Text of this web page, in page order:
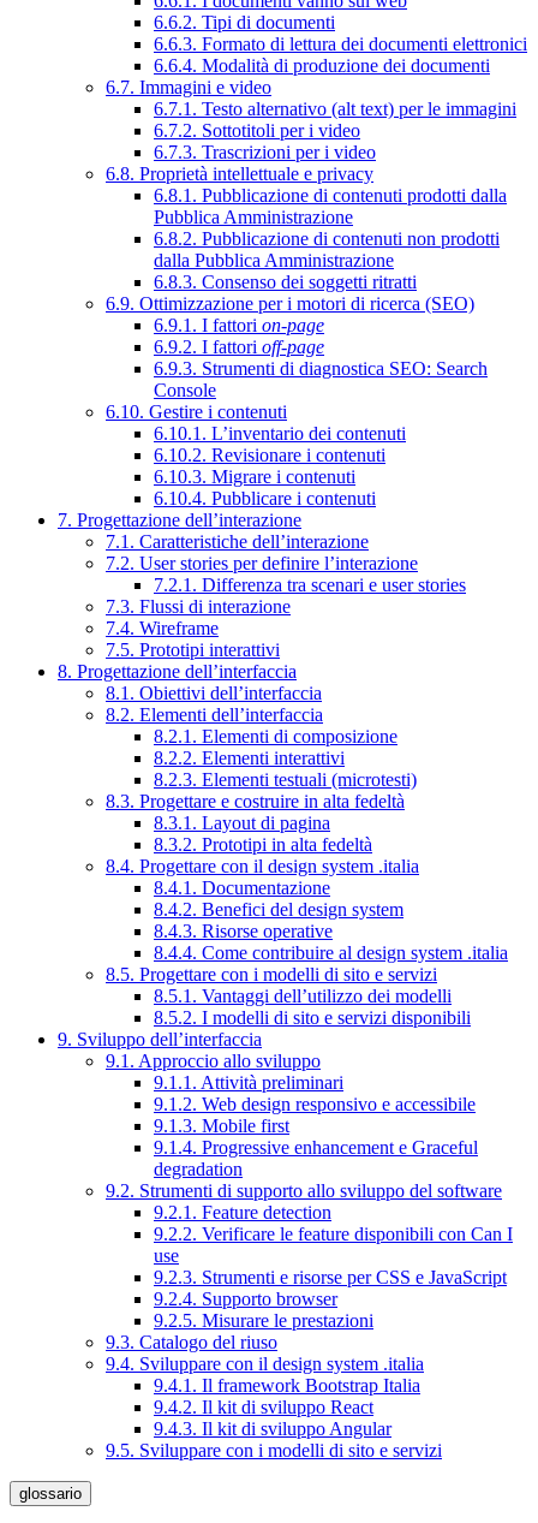
6.6.2. Tipi di documenti
6.6.3. Formato di lettura dei documenti elettronici
6.6.4. Modalità di produzione dei documenti
6.7. Immagini e video
6.7.1. Testo alternativo (alt text) per le immagini
6.7.2. Sottotitoli per i video
6.7.3. Trascrizioni per i video
6.8. Proprietà intellettuale e privacy
6.8.1. Pubblicazione di contenuti prodotti dalla
Pubblica Amministrazione
6.8.2. Pubblicazione di contenuti non prodotti
dalla Pubblica Amministrazione
6.8.3. Consenso dei soggetti ritratti
6.9. Ottimizzazione per i motori di ricerca (SEO)
6.9.1. I fattori on-page
6.9.2. I fattori off-page
6.9.3. Strumenti di diagnostica SEO: Search
Console
6.10. Gestire i contenuti
6.10.1. L’inventario dei contenuti
6.10.2. Revisionare i contenuti
6.10.3. Migrare i contenuti
6.10.4. Pubblicare i contenuti
7. Progettazione dell’interazione
7.1. Caratteristiche dell’interazione
7.2. User stories per definire l’interazione
7.2.1. Differenza tra scenari e user stories
7.3. Flussi di interazione
7.4. Wireframe
7.5. Prototipi interattivi
8. Progettazione dell’interfaccia
8.1. Obiettivi dell’interfaccia
8.2. Elementi dell’interfaccia
8.2.1. Elementi di composizione
8.2.2. Elementi interattivi
8.2.3. Elementi testuali (microtesti)
8.3. Progettare e costruire in alta fedeltà
8.3.1. Layout di pagina
8.3.2. Prototipi in alta fedeltà
8.4. Progettare con il design system .italia
8.4.1. Documentazione
8.4.2. Benefici del design system
8.4.3. Risorse operative
8.4.4. Come contribuire al design system .italia
8.5. Progettare con i modelli di sito e servizi
8.5.1. Vantaggi dell’utilizzo dei modelli
8.5.2. I modelli di sito e servizi disponibili
9. Sviluppo dell’interfaccia
9.1. Approccio allo sviluppo
9.1.1. Attività preliminari
9.1.2. Web design responsivo e accessibile
9.1.3. Mobile first
9.1.4. Progressive enhancement e Graceful
degradation
9.2. Strumenti di supporto allo sviluppo del software
9.2.1. Feature detection
9.2.2. Verificare le feature disponibili con Can I
use
9.2.3. Strumenti e risorse per CSS e JavaScript
9.2.4. Supporto browser
9.2.5. Misurare le prestazioni
9.3. Catalogo del riuso
9.4. Sviluppare con il design system .italia
9.4.1. Il framework Bootstrap Italia
9.4.2. Il kit di sviluppo React
9.4.3. Il kit di sviluppo Angular
9.5. Sviluppare con i modelli di sito e servizi
glossario